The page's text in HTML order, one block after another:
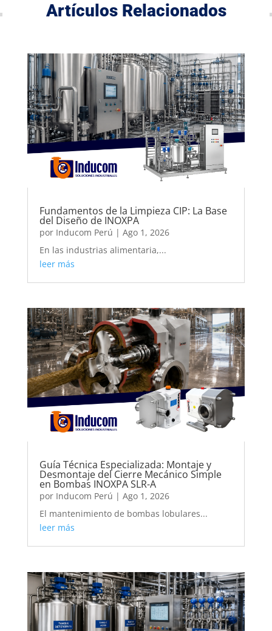
Artículos Relacionados
Fundamentos de la Limpieza CIP: La Base
del Diseño de INOXPA
por Inducom Perú | Ago 1, 2026
En las industrias alimentaria,...
leer más
Guía Técnica Especializada: Montaje y
Desmontaje del Cierre Mecánico Simple
en Bombas INOXPA SLR-A
por Inducom Perú | Ago 1, 2026
El mantenimiento de bombas lobulares...
leer más